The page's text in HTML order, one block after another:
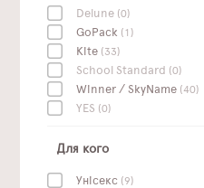
Delune (0)
GoPack (1)
Kite (33)
School Standard (0)
Winner / SkyName (40)
YES (0)
Для кого
Унісекс (9)